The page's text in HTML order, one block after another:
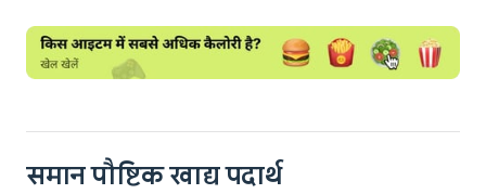
समान पौष्टिक खाद्य पदार्थ